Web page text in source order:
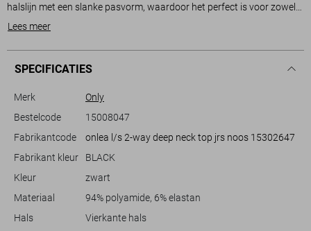
halslijn met een slanke pasvorm, waardoor het perfect is voor zowel
casual als formele gelegenheden. De lange mouwen voegen een extra
van een comfortabele mix van 94% polyamide en 6% elastan, biedt
het een soepel vallende stof die fijn aanvoelt op de huid.
Met zijn klassieke design is dit Only T-shirt veelzijdig en eenvoudig te
zorgt ervoor dat je het makkelijk kunt instoppen of los kunt dragen,
afhankelijk van je stijlkeuze. Of je nu een dag op kantoor doorbrengt
of met vrienden afspreekt voor een etentje, dit T-shirt biedt een tijdloze
Lees meer
SPECIFICATIES
Merk
Only
Bestelcode
15008047
Fabrikantcode
onlea l/s 2-way deep neck top jrs noos 15302647
Fabrikant kleur
BLACK
Kleur
zwart
Materiaal
94% polyamide, 6% elastan
Hals
Vierkante hals